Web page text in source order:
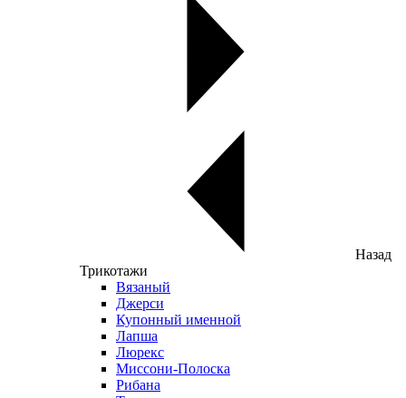
Назад
Трикотажи
Вязаный
Джерси
Купонный именной
Лапша
Люрекс
Миссони-Полоска
Рибана